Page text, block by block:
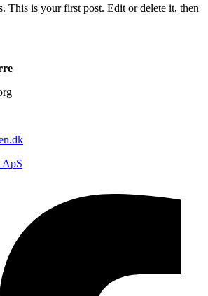
This is your first post. Edit or delete it, then